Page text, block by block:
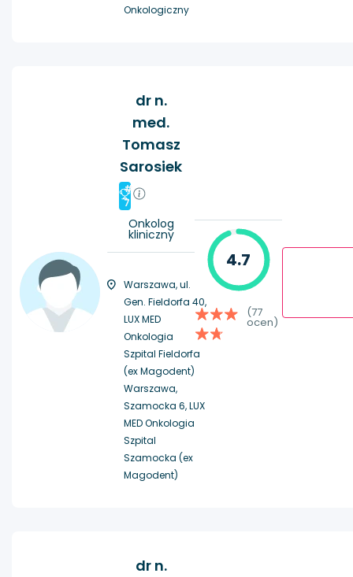
Onkologiczny
dr n.
med.
Tomasz
Sarosiek
#
7
Onkolog
kliniczny
Warszawa, ul.
Gen. Fieldorfa 40,
LUX MED
Onkologia
Szpital Fieldorfa
(ex Magodent)
Warszawa,
Szamocka 6, LUX
MED Onkologia
Szpital
Szamocka (ex
Magodent)
4.7
(77
ocen)
dr n.